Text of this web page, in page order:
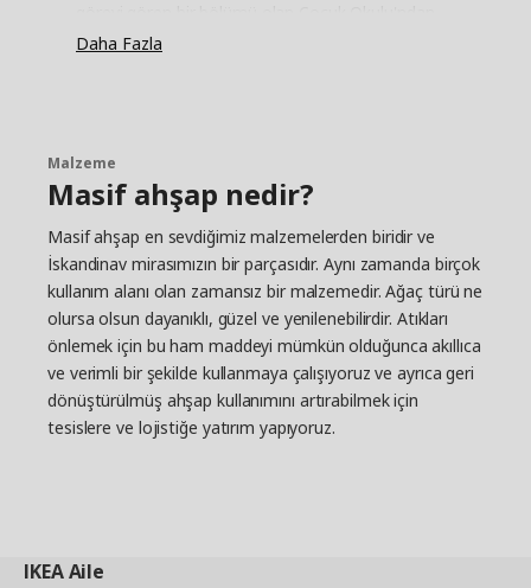
gelmektedir. Jessica Bondesson burada çalışıyor
olmak istiyoruz". Jessica, sağlam LILLABO
serisindeki tren yolu ve diğer parçaların teknik
olarak gelişmiş zamanımızda bir yeri olduğuna
inanıyor. Oyuncaklar hayal gücünü harekete
geçirir, bir çocuğun mantıksal düşünmesini
geliştirir ve sosyalleşmeyi teşvik eder. ”2015'te,
dünyanın her yerindeki çocukların benzer
ihtiyaçlara sahip olduğunu ve ebeveynleriyle
oynamayı sevdiklerini gösteren oyun hakkında
Play Report isimli geniş bir anket gerçekleştirdik”.
Ebeveynler aynı fikirde olma eğilimindeler, anket
çoğu ebeveynin herkesin daha fazla oynaması ve
LILLABO, 1990'lardan beri ürün yelpazemizde yer
Daha Fazla
Malzeme
Masif ahşap nedir?
Masif ahşap en sevdiğimiz malzemelerden biridir ve
İskandinav mirasımızın bir parçasıdır. Aynı zamanda birçok
kullanım alanı olan zamansız bir malzemedir. Ağaç türü ne
olursa olsun dayanıklı, güzel ve yenilenebilirdir. Atıkları
önlemek için bu ham maddeyi mümkün olduğunca akıllıca
ve verimli bir şekilde kullanmaya çalışıyoruz ve ayrıca geri
dönüştürülmüş ahşap kullanımını artırabilmek için
tesislere ve lojistiğe yatırım yapıyoruz.
IKEAAile